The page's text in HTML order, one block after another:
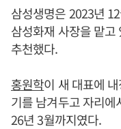
삼성생명은 2023년
삼성화재 사장을 맡고
추천했다.
홍원학이 새 대표에
기를 남겨두고 자리
26년 3월까지였다.